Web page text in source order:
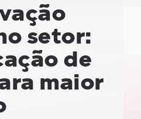
setor:
de
maior